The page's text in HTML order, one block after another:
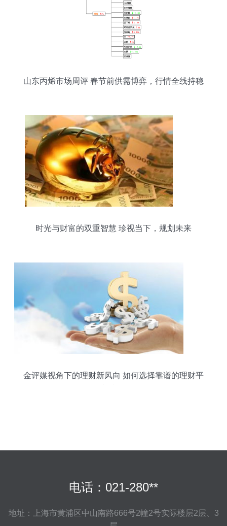
山东丙烯市场周评 春节前供需博弈，行情全线持稳
时光与财富的双重智慧 珍视当下，规划未来
金评媒视角下的理财新风向 如何选择靠谱的理财平
电话：021-280**
地址：上海市黄浦区中山南路666号2幢2号实际楼层2层、3